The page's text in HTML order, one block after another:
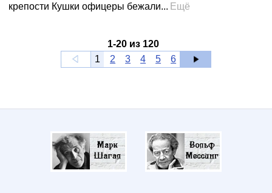
крепости Кушки офицеры бежали... Ещё
1-20из 120
1
2 3 4 5 6